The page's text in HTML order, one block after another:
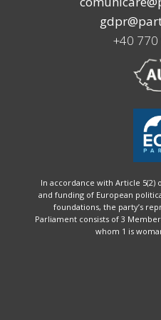
+40
In accordance with Article 5(2)
and funding of European
foundations, the party’s
Parliament consists of 3
whom 1 is